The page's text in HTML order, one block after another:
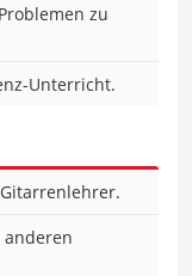
zu
Unterricht.